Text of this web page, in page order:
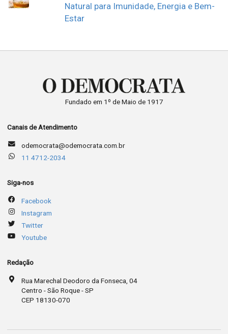
Natural para Imunidade, Energia e Bem-
Estar
Fundado em 1º de Maio de 1917
Canais de Atendimento
odemocrata@odemocrata.com.br
11 4712-2034
Siga-nos
Facebook
Instagram
Twitter
Youtube
Redação
Rua Marechal Deodoro da Fonseca, 04
Centro - São Roque - SP
CEP 18130-070